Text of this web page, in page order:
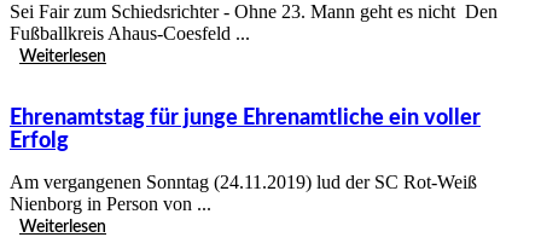
Sei Fair zum Schiedsrichter - Ohne 23. Mann geht es nicht Den
Fußballkreis Ahaus-Coesfeld ...
Weiterlesen
Ehrenamtstag für junge Ehrenamtliche ein voller
Erfolg
Am vergangenen Sonntag (24.11.2019) lud der SC Rot-Weiß
Nienborg in Person von ...
Weiterlesen